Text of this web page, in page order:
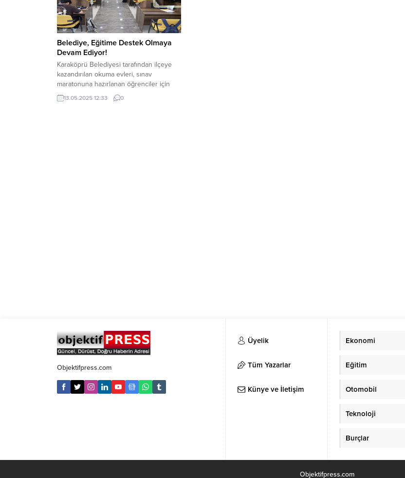
Belediye, Eğitime Destek Olmaya
Devam Ediyor!
Karaköprü Belediyesi tarafından ilçeye
kazandırılan okuma evleri, sınav
maratonuna hazırlanan öğrenciler için
sessiz, konforlu ve motive edici bir
çalışma ortamı sunarak yoğun ilgi
13.05.2025 12:33 0
Objektifpress.com
Üyelik
Tüm Yazarlar
Künye ve İletişim
Ekonomi
Eğitim
Otomobil
Teknoloji
Burçlar
Objektifpress.com